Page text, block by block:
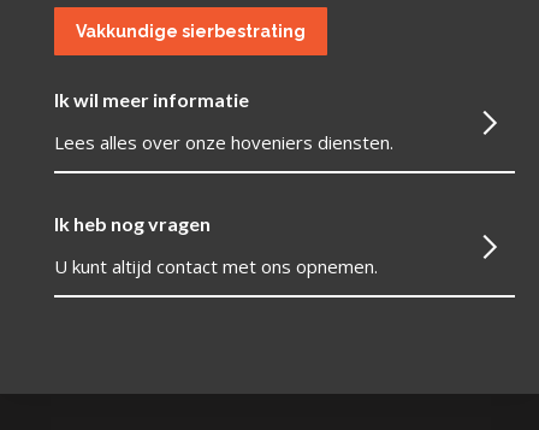
Vakkundige sierbestrating
Ik wil meer informatie
Lees alles over onze hoveniers diensten.
Ik heb nog vragen
U kunt altijd contact met ons opnemen.